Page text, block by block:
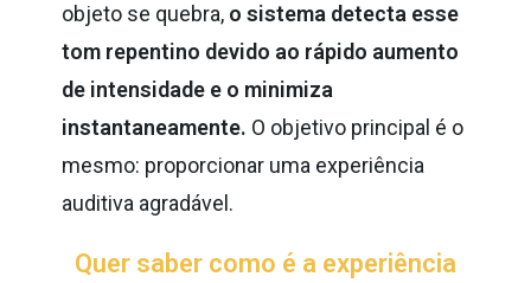
objeto se quebra, o sistema detecta esse
tom repentino devido ao rápido aumento
de intensidade e o minimiza
instantaneamente. O objetivo principal é o
mesmo: proporcionar uma experiência
auditiva agradável.
Quer saber como é a experiência